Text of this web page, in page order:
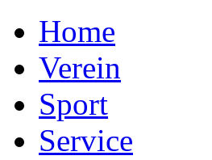
Home
Verein
Sport
Service